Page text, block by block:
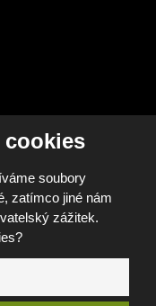
cookies
soubory
zatímco jiné nám
zážitek.
GDPR Cookies
a platí pro